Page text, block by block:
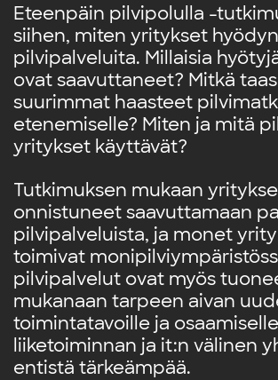
Eteenpäin pilvipolulla -
siihen, miten yritykset
pilvipalveluita. Millaisia
ovat saavuttaneet? Mitkä
suurimmat haasteet
etenemiselle? Miten ja mitä
yritykset käyttävät?
Tutkimuksen mukaan
onnistuneet saavuttamaan
pilvipalveluista, ja monet
toimivat
pilvipalvelut ovat myös
mukanaan tarpeen aivan
toimintatavoille ja
liiketoiminnan ja it:n välinen
entistä tärkeämpää.